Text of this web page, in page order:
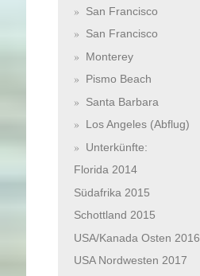
San Francisco
San Francisco
Monterey
Pismo Beach
Santa Barbara
Los Angeles (Abflug)
Unterkünfte:
Florida 2014
Südafrika 2015
Schottland 2015
USA/Kanada Osten 2016
USA Nordwesten 2017